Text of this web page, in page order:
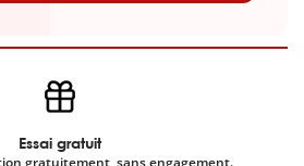
Essai gratuit
gratuitement, sans engagement.